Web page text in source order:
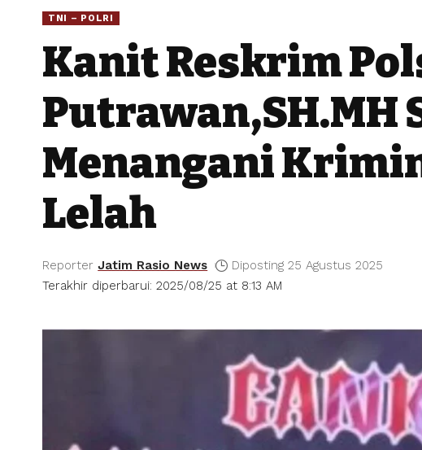
TNI – POLRI
Kanit Reskrim
Putrawan,SH.MH
Menangani
Lelah
Terakhir diperbarui: 2025/08/25 at 8:13 AM
Reporter Jatim Rasio News Diposting 25 Agustus 2025